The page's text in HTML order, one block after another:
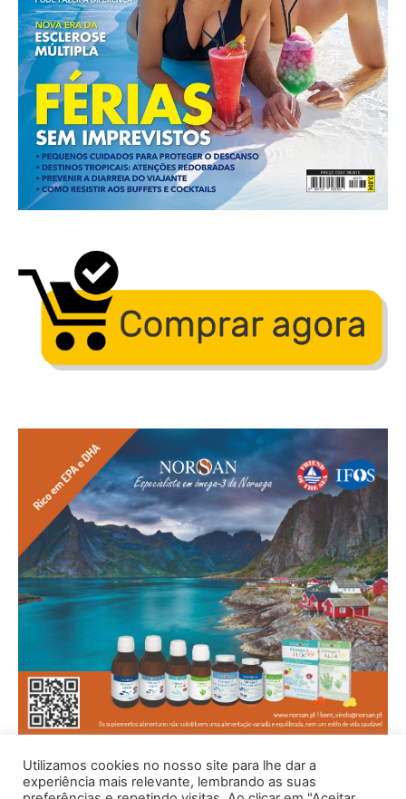
Utilizamos cookies no nosso site para lhe dar a
experiência mais relevante, lembrando as suas